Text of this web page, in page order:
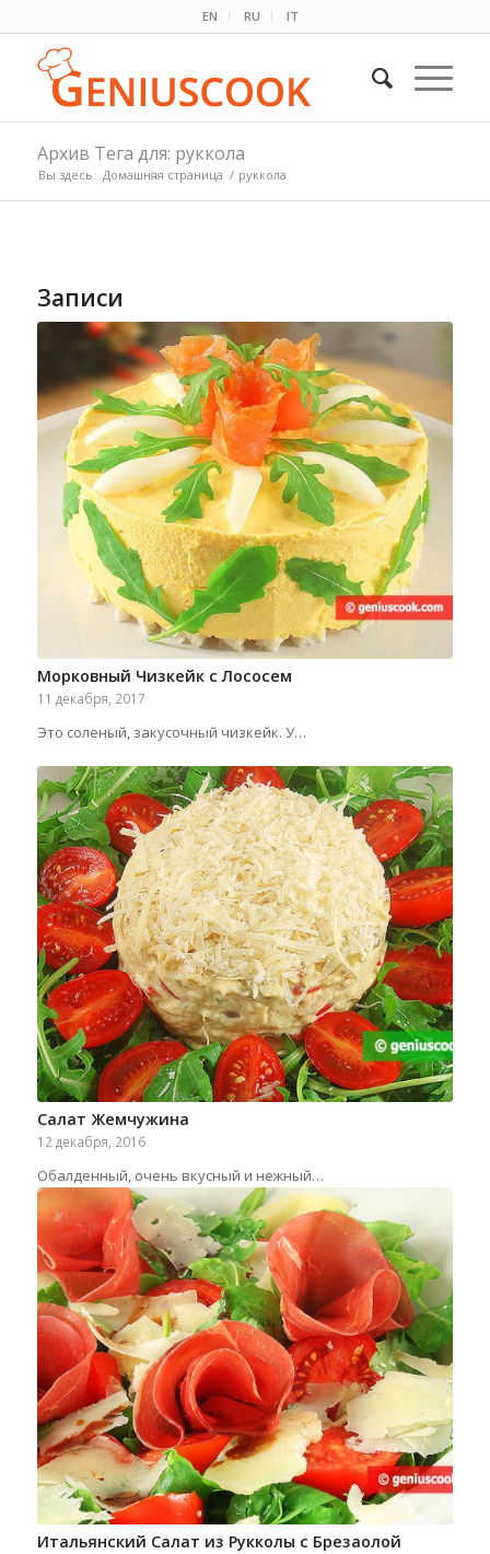
EN RU IT
Архив Тега для: руккола
Вы здесь: Домашняя страница / руккола
Записи
Морковный Чизкейк с Лососем
11 декабря, 2017
Это соленый, закусочный чизкейк. У…
Салат Жемчужина
12 декабря, 2016
Обалденный, очень вкусный и нежный…
Итальянский Салат из Рукколы с Брезаолой